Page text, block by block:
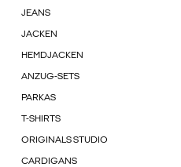
JEANS
JACKEN
HEMDJACKEN
ANZUG-SETS
PARKAS
T-SHIRTS
ORIGINALS STUDIO
CARDIGANS